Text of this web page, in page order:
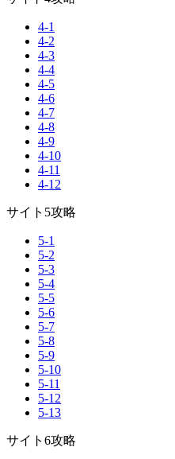
4-1
4-2
4-3
4-4
4-5
4-6
4-7
4-8
4-9
4-10
4-11
4-12
サイト5攻略
5-1
5-2
5-3
5-4
5-5
5-6
5-7
5-8
5-9
5-10
5-11
5-12
5-13
サイト6攻略